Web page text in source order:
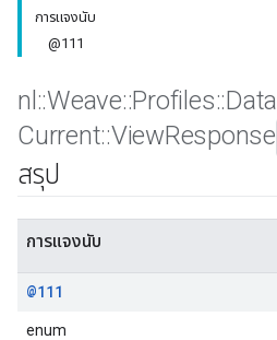
การแจงนับ
@111
nl ::Weave::Profiles::Data
Current::ViewResponse
สรุป
การแจงนับ
@111
enum